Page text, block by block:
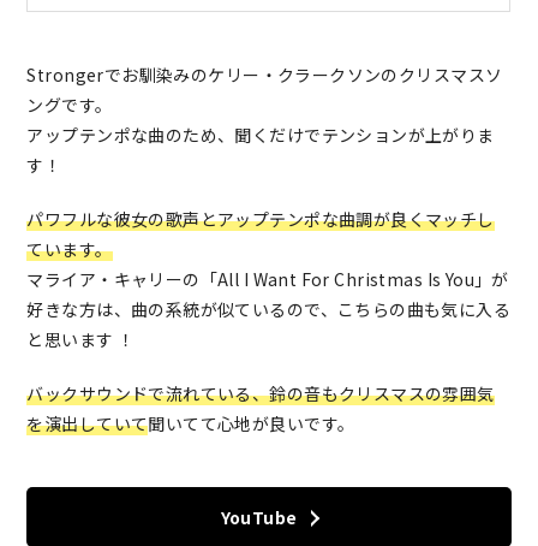
Strongerでお馴染みのケリー・クラークソンのクリスマスソ
ングです。
アップテンポな曲のため、聞くだけでテンションが上がりま
す！
パワフルな彼女の歌声とアップテンポな曲調が良くマッチし
ています。
マライア・キャリーの「All I Want For Christmas Is You」が
好きな方は、曲の系統が似ているので、こちらの曲も気に入る
と思います ！
バックサウンドで流れている、鈴の音もクリスマスの雰囲気
を演出していて聞いてて心地が良いです。
YouTube